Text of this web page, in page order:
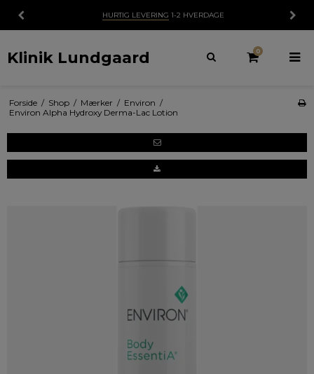
HURTIG LEVERING 1-2 HVERDAGE
Klinik Lundgaard 0
Forside / Shop / Mærker / Environ /
Environ Alpha Hydroxy Derma-Lac Lotion